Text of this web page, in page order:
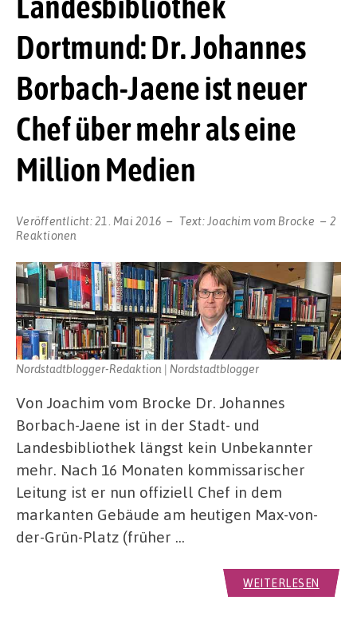
Dortmund: Dr. Johannes
Borbach-Jaene ist neuer
Chef über mehr als eine
Million Medien
Veröffentlicht:21. Mai 2016 Text: Joachim vom Brocke
2
Reaktionen
Nordstadtblogger-Redaktion | Nordstadtblogger
Von Joachim vom Brocke Dr. Johannes
Borbach-Jaene ist in der Stadt- und
Landesbibliothek längst kein Unbekannter
mehr. Nach 16 Monaten kommissarischer
Leitung ist er nun offiziell Chef in dem
markanten Gebäude am heutigen Max-von-
der-Grün-Platz (früher …
WEITERLESEN